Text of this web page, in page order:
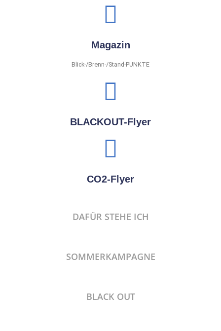
Magazin
Blick-/Brenn-/Stand-PUNKTE
BLACKOUT-Flyer
CO2-Flyer
DAFÜR STEHE ICH
SOMMERKAMPAGNE
BLACK OUT